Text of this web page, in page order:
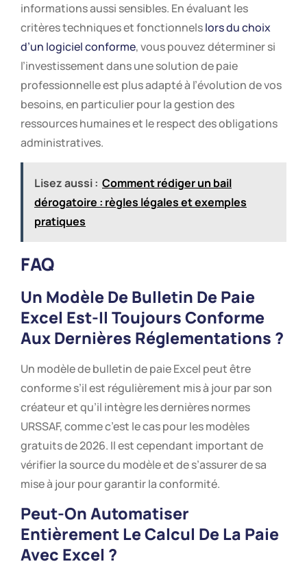
informations aussi sensibles. En évaluant les
critères techniques et fonctionnelslors du choix
d’un logiciel conforme, vous pouvez déterminer si
l’investissement dans une solution de paie
professionnelle est plus adapté à l’évolution de vos
besoins, en particulier pour la gestion des
ressources humaines et le respect des obligations
administratives.
Lisez aussi : Comment rédiger un bail
dérogatoire : règles légales et exemples
pratiques
FAQ
Un Modèle De Bulletin De Paie
Excel Est-Il Toujours Conforme
Aux Dernières Réglementations ?
Un modèle de bulletin de paie Excel peut être
conforme s’il est régulièrement mis à jour par son
créateur et qu’il intègre les dernières normes
URSSAF, comme c’est le cas pour les modèles
gratuits de 2026. Il est cependant important de
vérifier la source du modèle et de s’assurer de sa
mise à jour pour garantir la conformité.
Peut-On Automatiser
Entièrement Le Calcul De La Paie
Avec Excel ?